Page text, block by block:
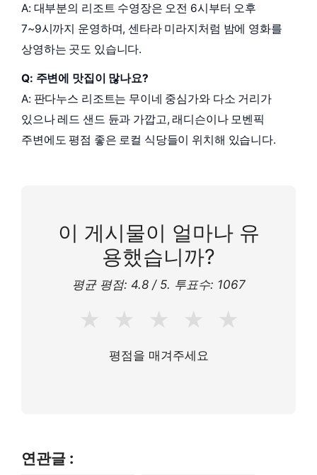
A: 대부분의 리조트 수영장은 오전 6시부터 오후
7~9시까지 운영하며, 센타라 미라지처럼 밤에 영화를
상영하는 곳도 있습니다.
Q: 주변에 맛집이 많나요?
A: 판다누스 리조트는 무이네 중심가와 다소 거리가
있으나 레드 샌드 듄과 가깝고, 래디슨이나 모벤픽
주변에도 평점 좋은 로컬 식당들이 위치해 있습니다.
이 게시물이 얼마나 유
용했습니까?
평균 평점: 4.8/ 5. 투표수: 1067
★ ★ ★ ★ ★
평점을 매겨주세요
연관글 :